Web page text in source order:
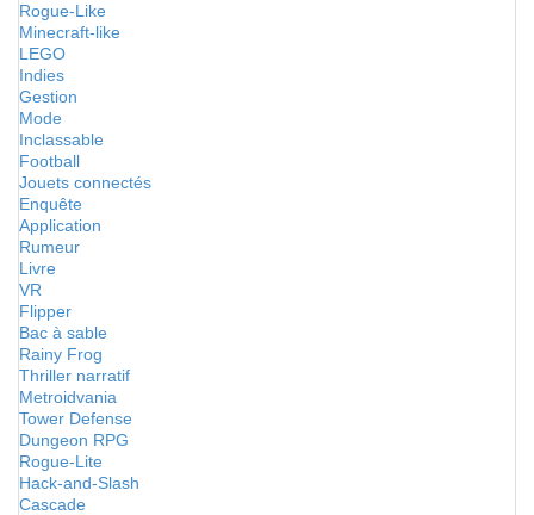
Rogue-Like
Minecraft-like
LEGO
Indies
Gestion
Mode
Inclassable
Football
Jouets connectés
Enquête
Application
Rumeur
Livre
VR
Flipper
Bac à sable
Rainy Frog
Thriller narratif
Metroidvania
Tower Defense
Dungeon RPG
Rogue-Lite
Hack-and-Slash
Cascade